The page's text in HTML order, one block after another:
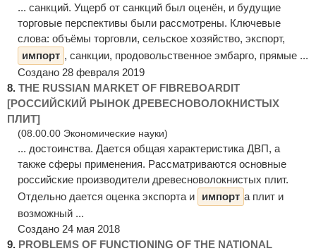
... санкций. Ущерб от санкций был оценён, и будущие
торговые перспективы были рассмотрены. Ключевые
слова: объёмы торговли, сельское хозяйство, экспорт,
импорт , санкции, продовольственное эмбарго, прямые ...
Создано 28 февраля 2019
8. THE RUSSIAN MARKET OF FIBREBOARDIT
[РОССИЙСКИЙ РЫНОК ДРЕВЕСНОВОЛОКНИСТЫХ
ПЛИТ]
(08.00.00 Экономические науки)
... достоинства. Дается общая характеристика ДВП, а
также сферы применения. Рассматриваются основные
российские производители древесноволокнистых плит.
Отдельно дается оценка экспорта и
импорт а плит и
возможный ...
Создано 24 мая 2018
9. PROBLEMS OF FUNCTIONING OF THE NATIONAL